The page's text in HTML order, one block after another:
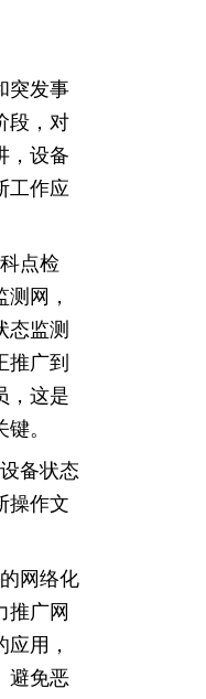
突发事
段，对
，设备
工作应
点检
网，
态监测
推广到
，这是
。
备状态
操作文
网络化
推广网
用，
避免恶